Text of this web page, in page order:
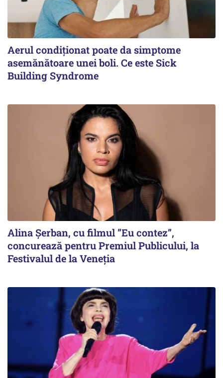
Aerul condiționat poate da simptome
asemănătoare unei boli. Ce este Sick
Building Syndrome
Alina Șerban, cu filmul ”Eu contez”,
concurează pentru Premiul Publicului, la
Festivalul de la Veneția